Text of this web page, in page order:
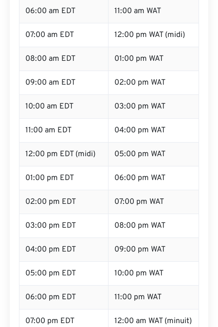
06:00 am EDT 11:00 am WAT
07:00 am EDT 12:00 pm WAT (midi)
08:00 am EDT 01:00 pm WAT
09:00 am EDT 02:00 pm WAT
10:00 am EDT 03:00 pm WAT
11:00 am EDT 04:00 pm WAT
12:00 pm EDT (midi) 05:00 pm WAT
01:00 pm EDT 06:00 pm WAT
02:00 pm EDT 07:00 pm WAT
03:00 pm EDT 08:00 pm WAT
04:00 pm EDT 09:00 pm WAT
05:00 pm EDT 10:00 pm WAT
06:00 pm EDT 11:00 pm WAT
07:00 pm EDT 12:00 am WAT (minuit)